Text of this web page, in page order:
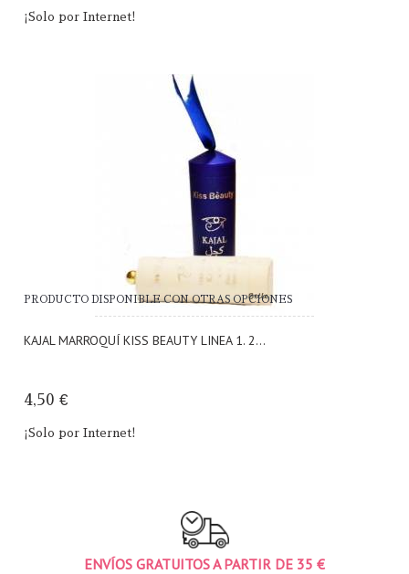
¡Solo por Internet!
KAJAL MARROQUÍ KISS BEAUTY LINEA 1. 2...
4,50 €
¡Solo por Internet!
PRODUCTO DISPONIBLE CON OTRAS OPCIONES
ENVÍOS GRATUITOS A PARTIR DE 35 €